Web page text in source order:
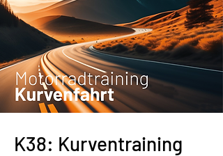
K38: Kurventraining